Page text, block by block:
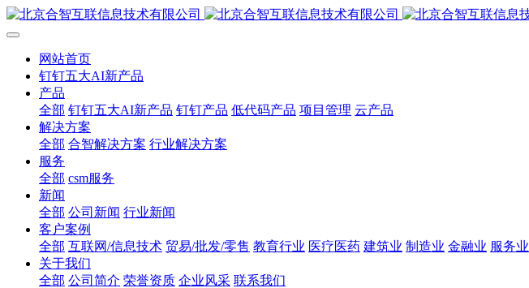
网站首页
钉钉五大AI新产品
产品
全部 钉钉五大AI新产品 钉钉产品 低代码产品 项目管理 云产品
解决方案
全部 合智解决方案 行业解决方案
服务
全部 csm服务
新闻
全部 公司新闻 行业新闻
客户案例
全部 互联网/信息技术 贸易/批发/零售 教育行业 医疗医药 建筑业 制造业 金融业 服务业
关于我们
全部 公司简介 荣誉资质 企业风采 联系我们